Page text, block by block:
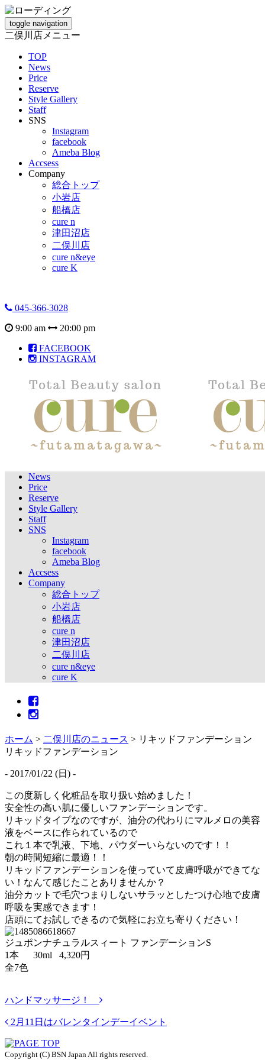
toggle navigation
二俣川店メニュー
TOP
News
Price
Reserve
Style Gallery
Staff
SNS
Instagram
facebook
Ameba Blog
Accsess
Company
総合トップ
小岩店
船橋店
cure n
津田沼店
二俣川店
cure n&eye
cure K
045-366-3028
9:00 am
20:00 pm
FACEBOOK
INSTAGRAM
News
Price
Reserve
Style Gallery
Staff
SNS
Instagram
facebook
Ameba Blog
Accsess
Company
総合トップ
小岩店
船橋店
cure n
津田沼店
二俣川店
cure n&eye
cure K
ホーム > 二俣川店のニュース > リキッドファンデーション
リキッドファンデーション
- 2017/01/22 (日) -
この度新しく化粧品を取り扱い始めました！
安全性の高い肌に優しいファンデーションです。
リキッドタイプなのですが、油分の代わりにマルメロの美容
液をベースに作られているので
これ１本で乳液、下地、パウダーいらないのです！！
朝の時間短縮に最適！！
リキッドファンデーションを使っていて皮膚呼吸ができてな
い！なんて感じたことありませんか？
油分カットで毛穴つまりしないサラッとしたつけ心地で皮膚
呼吸を実感できます！
店頭にてお試しできるので気軽にお立ち寄りください！
ジュポンナチュラルスィート ファンデーションS
1本 30ml 4,320円
全7色
ハンドマッサージ！
2月11日はバレンタインデーイベント
Copyright (C) BSN Japan All rights reserved.